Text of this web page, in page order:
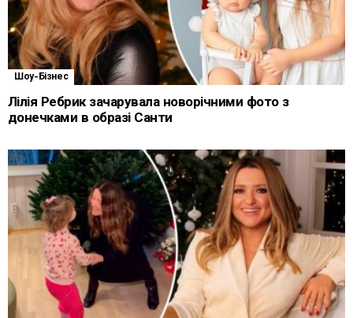
Шоу-Бізнес
Лілія Ребрик зачарувала новорічними фото з
донечками в образі Санти